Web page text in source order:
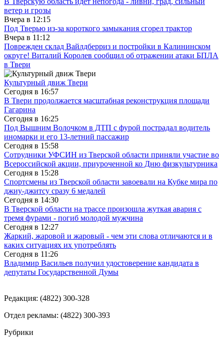
ветер и грозы
Вчера в 12:15
Под Тверью из-за короткого замыкания сгорел трактор
Вчера в 11:12
Поврежден склад Вайлдберриз и постройки в Калининском
округе! Виталий Королев сообщил об отражении атаки БПЛА
в Твери
Культурный движ Твери
Сегодня в 16:57
В Твери продолжается масштабная реконструкция площади
Гагарина
Сегодня в 16:25
Под Вышним Волочком в ДТП с фурой пострадал водитель
иномарки и его 13-летний пассажир
Сегодня в 15:58
Сотрудники УФСИН из Тверской области приняли участие во
Всероссийской акции, приуроченной ко Дню физкультурника
Сегодня в 15:28
Спортсмены из Тверской области завоевали на Кубке мира по
джиу-джитсу сразу 6 медалей
Сегодня в 14:30
В Тверской области на трассе произошла жуткая авария с
тремя фурами - погиб молодой мужчина
Сегодня в 12:27
Жаркий, жаровой и жаровый - чем эти слова отличаются и в
каких ситуациях их употреблять
Сегодня в 11:26
Владимир Васильев получил удостоверение кандидата в
депутаты Государственной Думы
Редакция: (4822) 300-328
Отдел рекламы: (4822) 300-393
Рубрики